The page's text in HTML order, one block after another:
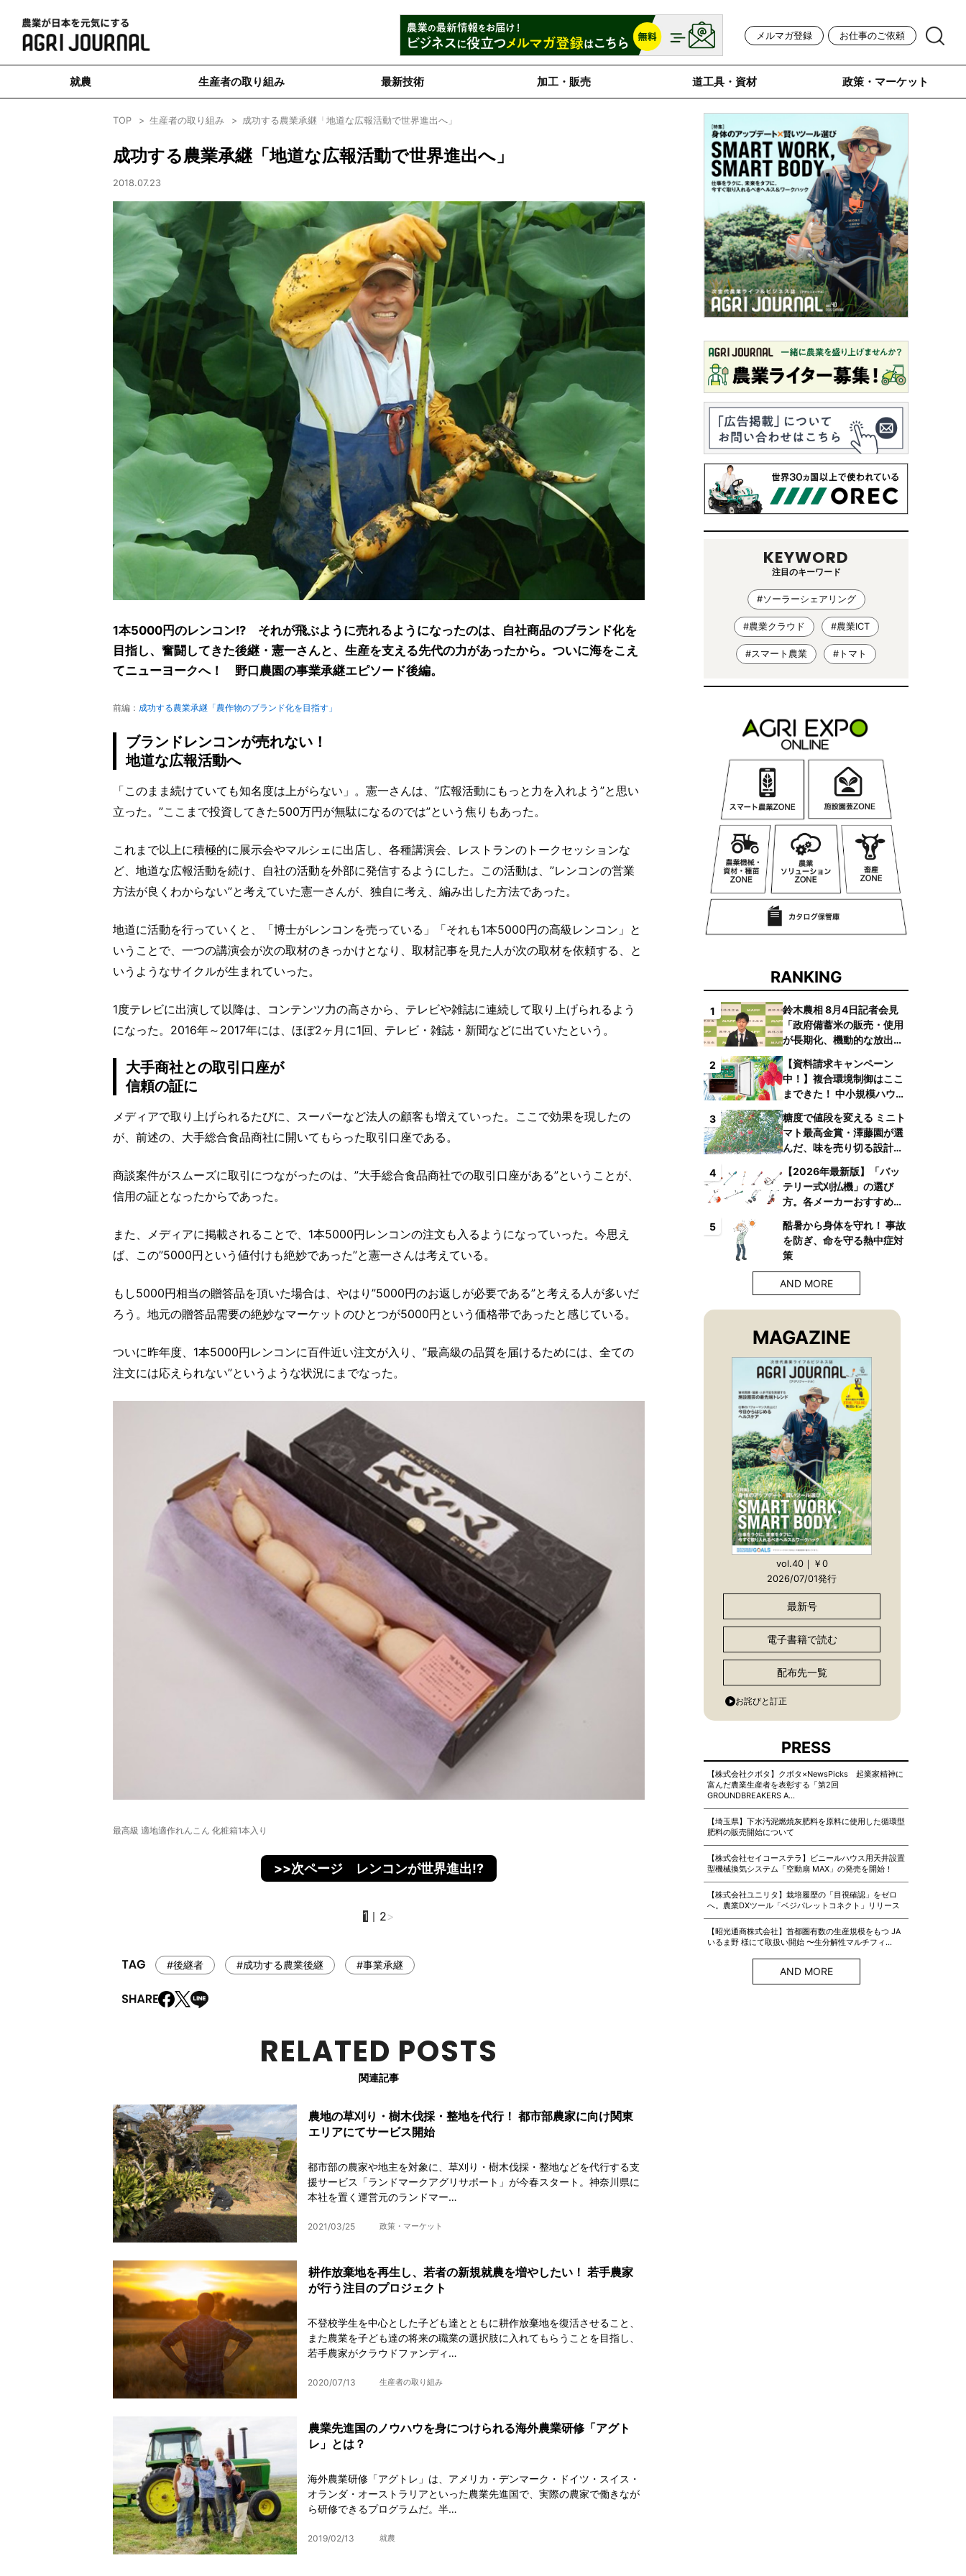
メルマガ登録 お仕事のご依頼
就農 生産者の取り組み 最新技術 加工・販売 道工具・資材 政策・マーケット
TOP 生産者の取り組み 成功する農業承継「地道な広報活動で世界進出へ」
成功する農業承継「地道な広報活動で世界進出へ」
2018.07.23
1本5000円のレンコン!? それが飛ぶように売れるようになったのは、自社商品のブランド化を
目指し、奮闘してきた後継・憲一さんと、生産を支える先代の力があったから。ついに海をこえ
てニューヨークへ！ 野口農園の事業承継エピソード後編。
前編： 成功する農業承継「農作物のブランド化を目指す」
ブランドレンコンが売れない！
地道な広報活動へ
「このまま続けていても知名度は上がらない」。憲一さんは、”広報活動にもっと力を入れよう”と思い
立った。”ここまで投資してきた500万円が無駄になるのでは”という焦りもあった。
これまで以上に積極的に展示会やマルシェに出店し、各種講演会、レストランのトークセッションな
ど、地道な広報活動を続け、自社の活動を外部に発信するようにした。この活動は、”レンコンの営業
方法が良くわからない”と考えていた憲一さんが、独自に考え、編み出した方法であった。
地道に活動を行っていくと、「博士がレンコンを売っている」「それも1本5000円の高級レンコン」と
いうことで、一つの講演会が次の取材のきっかけとなり、取材記事を見た人が次の取材を依頼する、と
いうようなサイクルが生まれていった。
1度テレビに出演して以降は、コンテンツ力の高さから、テレビや雑誌に連続して取り上げられるよう
になった。2016年～2017年には、ほぼ2ヶ月に1回、テレビ・雑誌・新聞などに出ていたという。
大手商社との取引口座が
信頼の証に
メディアで取り上げられるたびに、スーパーなど法人の顧客も増えていった。ここで効果を現したの
が、前述の、大手総合食品商社に開いてもらった取引口座である。
商談案件がスムーズに取引につながったのは、”大手総合食品商社での取引口座がある”ということが、
信用の証となったからであった。
また、メディアに掲載されることで、1本5000円レンコンの注文も入るようになっていった。今思え
ば、この”5000円という値付けも絶妙であった”と憲一さんは考えている。
もし5000円相当の贈答品を頂いた場合は、やはり”5000円のお返しが必要である”と考える人が多いだ
ろう。地元の贈答品需要の絶妙なマーケットのひとつが5000円という価格帯であったと感じている。
ついに昨年度、1本5000円レンコンに百件近い注文が入り、”最高級の品質を届けるためには、全ての
注文には応えられない”というような状況にまでなった。
最高級 適地適作れんこん 化粧箱1本入り
>>次ページ レンコンが世界進出!?
1 ｜ 2>
#後継者 #成功する農業後継 #事業承継
RELATED POSTS
関連記事
農地の草刈り・樹木伐採・整地を代行！ 都市部農家に向け関東
エリアにてサービス開始
都市部の農家や地主を対象に、草刈り・樹木伐採・整地などを代行する支
援サービス「ランドマークアグリサポート」が今春スタート。神奈川県に
本社を置く運営元のランドマー…
2021/03/25 政策・マーケット
耕作放棄地を再生し、若者の新規就農を増やしたい！ 若手農家
が行う注目のプロジェクト
不登校学生を中心とした子ども達とともに耕作放棄地を復活させること、
また農業を子ども達の将来の職業の選択肢に入れてもらうことを目指し、
若手農家がクラウドファンディ…
2020/07/13 生産者の取り組み
農業先進国のノウハウを身につけられる海外農業研修「アグト
レ」とは？
海外農業研修「アグトレ」は、アメリカ・デンマーク・ドイツ・スイス・
オランダ・オーストラリアといった農業先進国で、実際の農家で働きなが
ら研修できるプログラムだ。半…
2019/02/13 就農
KEYWORD
注目のキーワード
#ソーラーシェアリング
#農業クラウド #農業ICT
#スマート農業 #トマト
RANKING
1
鈴木農相 8月4日記者会見
「政府備蓄米の販売・使用
が長期化、機動的な放出体
2
【資料請求キャンペーン
中！】複合環境制御はここ
まできた！ 中小規模ハウス
複合環境制御装置が誕生
3
糖度で値段を変える ミニト
マト最高金賞・澤藤園が選
んだ、味を売り切る設計と
4
【2026年最新版】「バッ
テリー式刈払機」の選び
方。各メーカーおすすめ機
5
酷暑から身体を守れ！ 事故
を防ぎ、命を守る熱中症対
策
AND MORE
MAGAZINE
vol.40｜￥0
2026/07/01発行
最新号
電子書籍で読む
配布先一覧
お詫びと訂正
PRESS
【株式会社クボタ】クボタ×NewsPicks 起業家精神に
富んだ農業生産者を表彰する「第2回
GROUNDBREAKERS A…
【埼玉県】下水汚泥燃焼灰肥料を原料に使用した循環型
肥料の販売開始について
【株式会社セイコーステラ】ビニールハウス用天井設置
型機械換気システム「空動扇 MAX」の発売を開始！
【株式会社ユニリタ】栽培履歴の「目視確認」をゼロ
へ。農業DXツール「ベジパレットコネクト」リリース
【昭光通商株式会社】首都圏有数の生産規模をもつ JA
いるま野 様にて取扱い開始 〜生分解性マルチフィ…
AND MORE